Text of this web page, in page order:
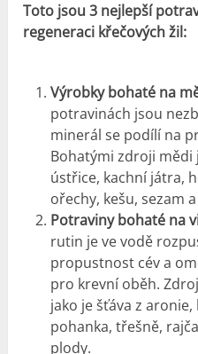
Toto jsou 3 nejlepší
regeneraci křečových žil:
Výrobky bohaté na
potravinách jsou
minerál se podílí na
Bohatými zdroji mědi
ústřice, kachní játra,
ořechy, kešu, sezam
Potraviny bohaté na
rutin je ve vodě
propustnost cév a
pro krevní oběh.
jako je šťáva z
pohanka, třešně,
plody.